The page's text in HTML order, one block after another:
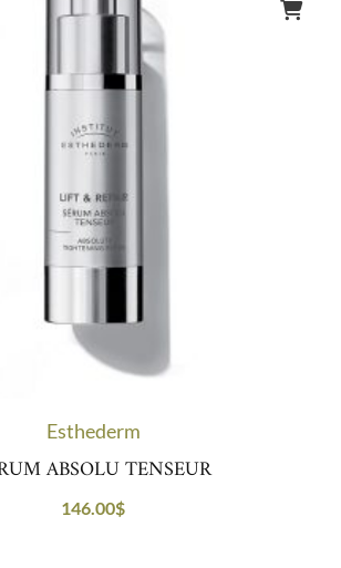
Esthederm
ABSOLU TENSEUR
146.00$